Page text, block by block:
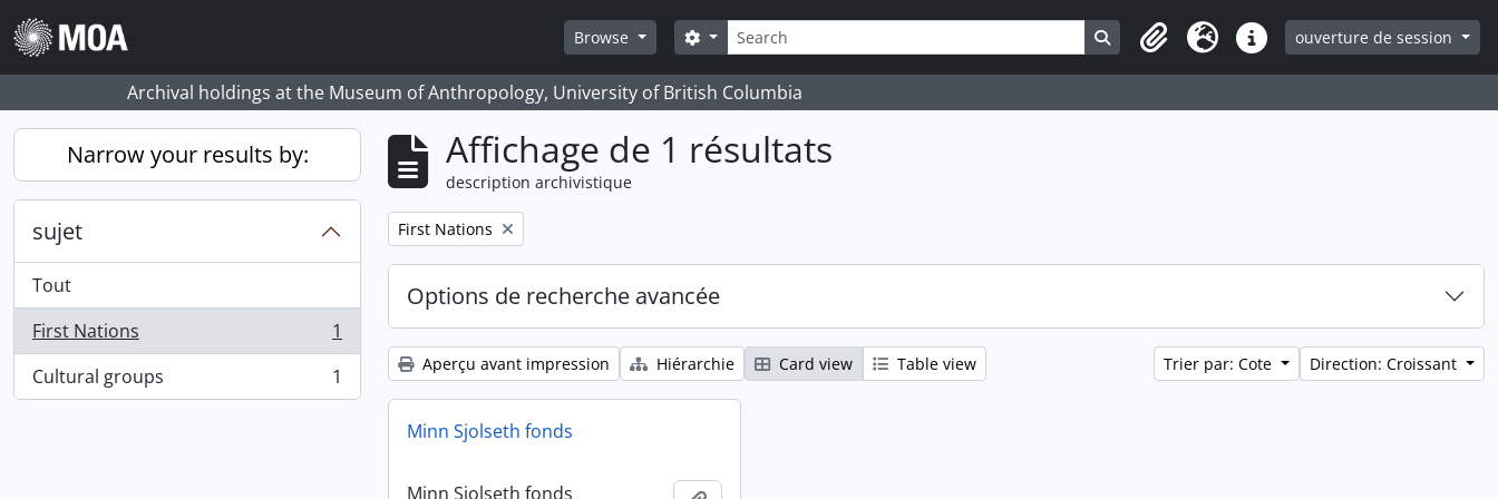
Skip to main content
Browse
Rechercher
Search options Search in browse page
ClipboardLangueLiens rapidesouverture de session
Archival holdings at the Museum of Anthropology, University of British Columbia
Narrow your results by:
sujet
Tout
First Nations
, 1 résultats
1
Cultural groups
, 1 résultats 1
Affichage de 1 résultats
description archivistique
Remove filter:
First Nations
Options de recherche avancée
Aperçu avant impression Hiérarchie Card view Table view Trier par: Cote Direction: Croissant
Minn Sjolseth fonds
Minn Sjolseth fonds